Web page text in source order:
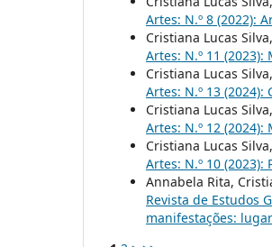
Artes: N.º 8 (2022):
Cristiana Lucas Silva,
Artes: N.º 11
Cristiana Lucas Silva,
Artes: N.º 13
Cristiana Lucas Silva,
Artes: N.º 12
Cristiana Lucas Silva,
Artes: N.º 10 (2023):
Annabela Rita,
Revista de Estudos
manifestações: